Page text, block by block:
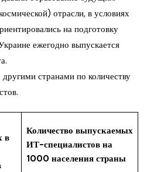
отрасли, в условиях
на подготовку
ежегодно выпускается
странами по количеству
в
Количество выпускаемых
ИТ-специалистов на
1000 населения страны